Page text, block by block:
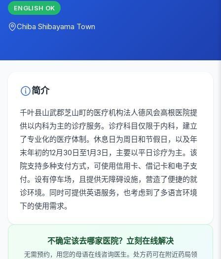
ENGLISH OK
Chiba Shibayama Town
简介
千叶县山武郡芝山町的医疗机构法人德风会高根医院提
供以内科为主的诊疗服务。诊疗科目仅限于内科，建立
了专业化的医疗体制。休息日为周日和节假日，以及年
末年初的12月30日至1月3日，主要以平日诊疗为主。该
院支持多种支付方式，可使用信用卡、借记卡和电子支
付。设有停车场，且提供无障碍设施，营造了便捷的就
诊环境。同时可提供英语服务，也考虑到了多语言环境
下的使用需求。
不确定该去哪家医院？立刻在线解决
无需预约，用您的母语在线咨询医生。处方药可在附近药局领